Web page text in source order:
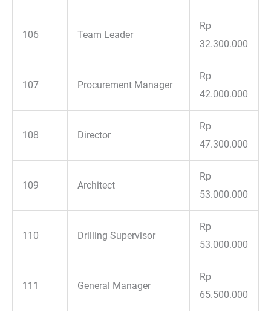
106 Team Leader
Rp
32.300.000
107 Procurement Manager
Rp
42.000.000
108 Director
Rp
47.300.000
109 Architect
Rp
53.000.000
110 Drilling Supervisor
Rp
53.000.000
111 General Manager
Rp
65.500.000